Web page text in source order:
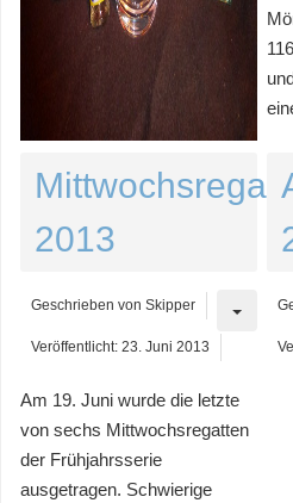
2013
Geschrieben von Skipper
Veröffentlicht: 23. Juni 2013
Am 19. Juni wurde die letzte
von sechs Mittwochsregatten
der Frühjahrsserie
ausgetragen. Schwierige